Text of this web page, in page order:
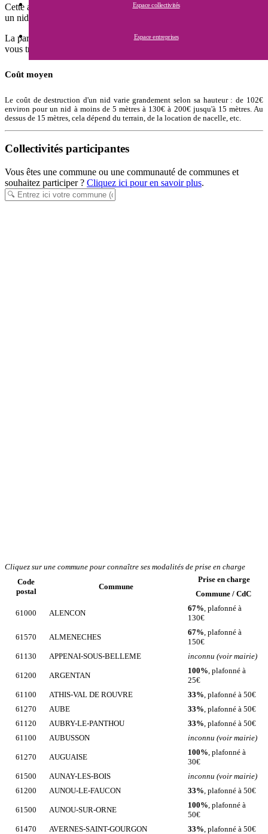
Espace collectivités
Espace entreprises
Cette aide s'adresse à tous les particuliers qui souhaient faire détruire
un nid situé sur leur terrain.
La participation financière varie en fonction de chaque commune :
vous trouverez le détail ci-dessous.
Coût moyen
Le coût de destruction d'un nid varie grandement selon sa hauteur : de 102€
environ pour un nid à moins de 5 mètres à 130€ à 200€ jusqu'à 15 mètres. Au
dessus de 15 mètres, cela dépend du terrain, de la location de nacelle, etc.
Collectivités participantes
Vous êtes une commune ou une communauté de communes et
souhaitez participer ? Cliquez ici pour en savoir plus.
Cliquez sur une commune pour connaître ses modalités de prise en charge
Code
postal
Commune
Prise en charge
Commune / CdC
61000 ALENCON
67% , plafonné à
130€
61570 ALMENECHES
67% , plafonné à
150€
61130
APPENAI-SOUS-BELLEME inconnu (voir mairie)
61200 ARGENTAN
100% , plafonné à
25€
61100
ATHIS-VAL DE ROUVRE 33% , plafonné à 50€
61270
AUBE 33% , plafonné à 50€
61120
AUBRY-LE-PANTHOU 33% , plafonné à 50€
61100
AUBUSSON inconnu (voir mairie)
61270 AUGUAISE
100% , plafonné à
30€
61500
AUNAY-LES-BOIS
inconnu (voir mairie)
61200
AUNOU-LE-FAUCON 33% , plafonné à 50€
61500 AUNOU-SUR-ORNE
100% , plafonné à
50€
61470
AVERNES-SAINT-GOURGON 33% , plafonné à 50€